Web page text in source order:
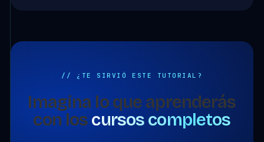
// ¿TE SIRVIÓ ESTE TUTORIAL?
Imagina lo que aprenderás
con los cursos completos